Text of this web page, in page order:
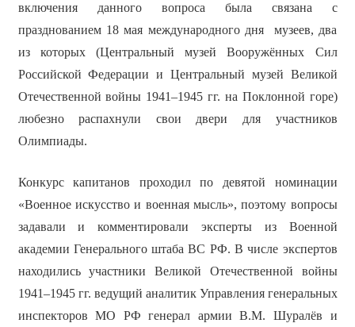
включения данного вопроса была связана с
празднованием 18 мая международного дня музеев, два
из которых (Центральный музей Вооружённых Сил
Российской Федерации и Центральный музей Великой
Отечественной войны 1941–1945 гг. на Поклонной горе)
любезно распахнули свои двери для участников
Олимпиады.
Конкурс капитанов проходил по девятой номинации
«Военное искусство и военная мысль», поэтому вопросы
задавали и комментировали эксперты из Военной
академии Генерального штаба ВС РФ. В числе экспертов
находились участники Великой Отечественной войны
1941–1945 гг. ведущий аналитик Управления генеральных
инспекторов МО РФ генерал армии В.М. Шуралёв и